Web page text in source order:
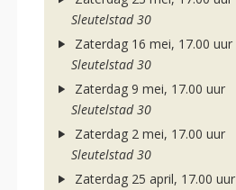
Sleutelstad 30
Zaterdag 16 mei, 17.00 uur
Sleutelstad 30
Zaterdag 9 mei, 17.00 uur
Sleutelstad 30
Zaterdag 2 mei, 17.00 uur
Sleutelstad 30
Zaterdag 25 april, 17.00 uur